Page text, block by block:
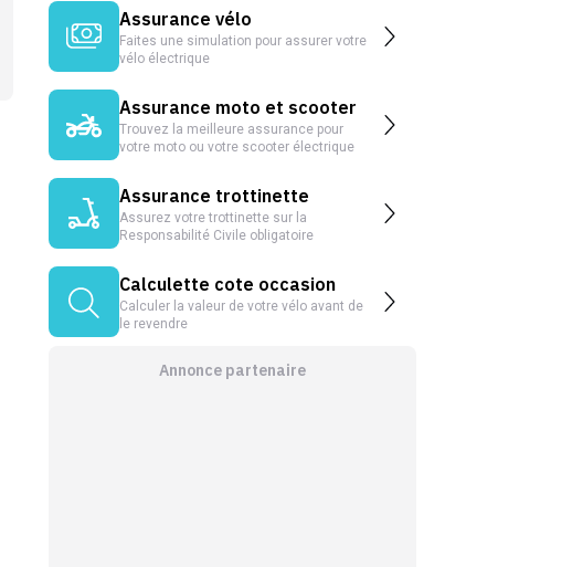
Assurance vélo
Faites une simulation pour assurer votre
vélo électrique
Assurance moto et scooter
Trouvez la meilleure assurance pour
votre moto ou votre scooter électrique
Assurance trottinette
Assurez votre trottinette sur la
Responsabilité Civile obligatoire
Calculette cote occasion
Calculer la valeur de votre vélo avant de
le revendre
Annonce partenaire